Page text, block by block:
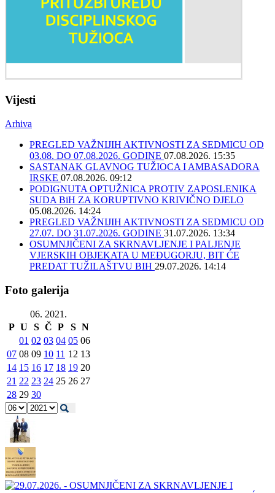
Vijesti
Arhiva
PREGLED VAŽNIJIH AKTIVNOSTI ZA SEDMICU OD
03.08. DO 07.08.2026. GODINE 07.08.2026. 15:35
SASTANAK GLAVNOG TUŽIOCA I AMBASADORA
IRSKE 07.08.2026. 09:12
PODIGNUTA OPTUŽNICA PROTIV ZAPOSLENIKA
SUDA BiH ZA KORUPTIVNO KRIVIČNO DJELO
05.08.2026. 14:24
PREGLED VAŽNIJIH AKTIVNOSTI ZA SEDMICU OD
27.07. DO 31.07.2026. GODINE 31.07.2026. 13:34
OSUMNJIČENI ZA SKRNAVLJENJE I PALJENJE
VJERSKIH OBJEKATA U MEĐUGORJU, BIT ĆE
PREDAT TUŽILAŠTVU BIH 29.07.2026. 14:14
Foto galerija
06. 2021.
P U S Č P S N
01 02 03 04 05 06
07 08 09 10 11 12 13
14 15 16 17 18 19 20
21 22 23 24 25 26 27
28 29 30